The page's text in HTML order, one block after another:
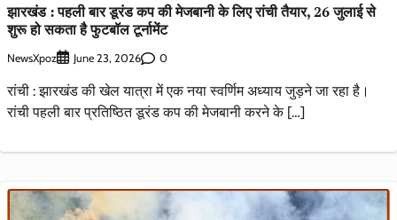
झारखंड : पहली बार डूरंड कप की मेजबानी के लिए रांची तैयार, 26 जुलाई से
शुरू हो सकता है फुटबॉल टूर्नामेंट
NewsXpoz June 23, 2026 0
रांची : झारखंड की खेल यात्रा में एक नया स्वर्णिम अध्याय जुड़ने जा रहा है।
रांची पहली बार प्रतिष्ठित डूरंड कप की मेजबानी करने के […]